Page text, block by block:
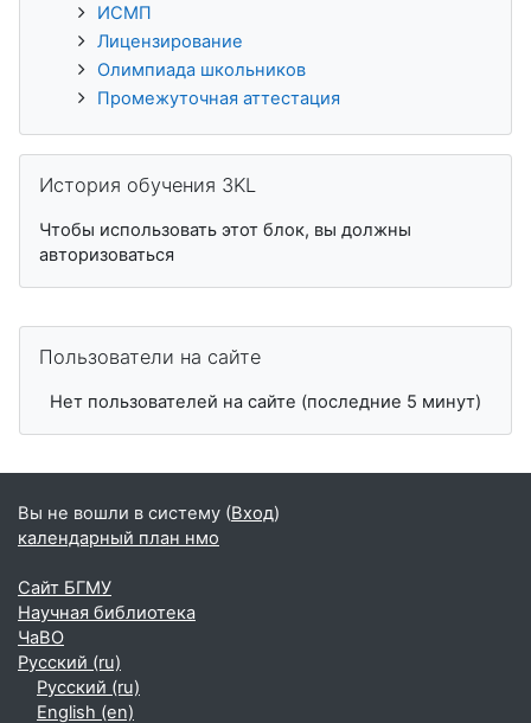
ИСМП
Лицензирование
Олимпиада школьников
Промежуточная аттестация
История обучения 3KL
Чтобы использовать этот блок, вы должны
авторизоваться
Пользователи на сайте
Нет пользователей на сайте (последние 5 минут)
Вы не вошли в систему (Вход)
календарный план нмо
Сайт БГМУ
Научная библиотека
ЧаВО
Русский ‎(ru)‎
Русский ‎(ru)‎
English ‎(en)‎